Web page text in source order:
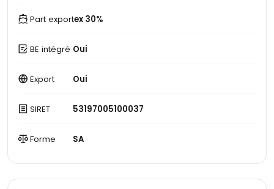
Part exportex 30%
BE intégré Oui
Export Oui
SIRET 53197005100037
Forme SA